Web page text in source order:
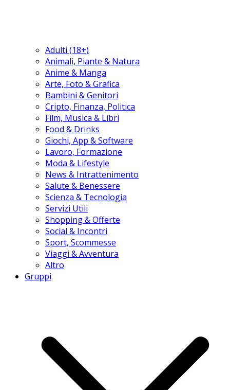
Adulti (18+)
Animali, Piante & Natura
Anime & Manga
Arte, Foto & Grafica
Bambini & Genitori
Cripto, Finanza, Politica
Film, Musica & Libri
Food & Drinks
Giochi, App & Software
Lavoro, Formazione
Moda & Lifestyle
News & Intrattenimento
Salute & Benessere
Scienza & Tecnologia
Servizi Utili
Shopping & Offerte
Social & Incontri
Sport, Scommesse
Viaggi & Avventura
Altro
Gruppi